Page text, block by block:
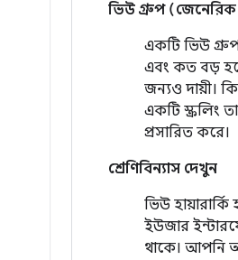
ভিউ গ্রুপ
একটি ভিউ গ্রুপ
এবং কত বড়
জন্যও দায়ী।
একটি স্ক্রলিং
প্রসারিত করে।
শ্রেণিবিন্যাস দেখুন
ভিউ
ইউজার
থাকে। আপনি